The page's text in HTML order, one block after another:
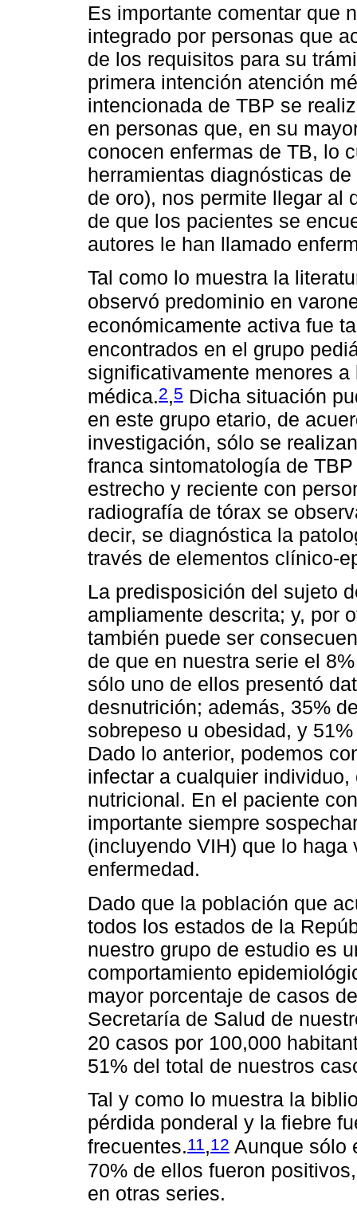
Es importante comentar que
integrado por personas que
de los requisitos para su
primera intención atención
intencionada de TBP se
en personas que, en su
conocen enfermas de TB, lo
herramientas diagnósticas
de oro), nos permite llegar al
de que los pacientes se
autores le han llamado
Tal como lo muestra la
observó predominio en
económicamente activa fue
encontrados en el grupo
significativamente menores
médica.2,5 Dicha situación
en este grupo etario, de
investigación, sólo se
franca sintomatología de
estrecho y reciente con
radiografía de tórax se
decir, se diagnóstica la
través de elementos clínico-
La predisposición del sujeto
ampliamente descrita; y, por
también puede ser
de que en nuestra serie el
sólo uno de ellos presentó
desnutrición; además, 35%
sobrepeso u obesidad, y
Dado lo anterior, podemos
infectar a cualquier
nutricional. En el paciente
importante siempre
(incluyendo VIH) que lo
enfermedad.
Dado que la población que
todos los estados de la
nuestro grupo de estudio es
comportamiento
mayor porcentaje de casos
Secretaría de Salud de
20 casos por 100,000
51% del total de nuestros
Tal y como lo muestra la
pérdida ponderal y la fiebre
frecuentes.11 ,12 Aunque sólo
70% de ellos fueron
en otras series.